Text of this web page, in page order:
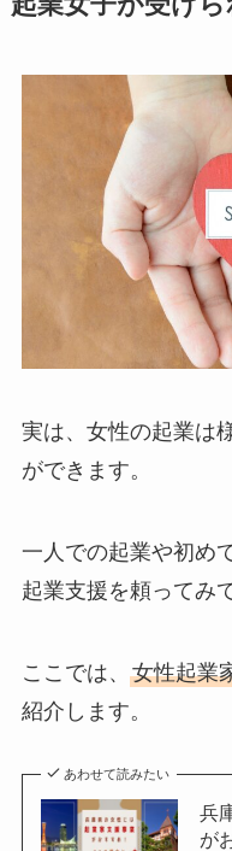
実は、女性の起業は
ができます。
一人での起業や初め
起業支援を頼ってみ
ここでは、 女性起業
紹介します。
あわせて読みたい
兵
が